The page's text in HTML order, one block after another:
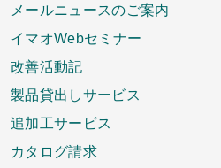
メールニュースのご案内
イマオWebセミナー
改善活動記
製品貸出しサービス
追加工サービス
カタログ請求